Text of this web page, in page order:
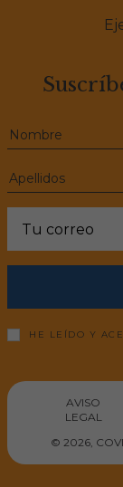
HE LEÍDO Y
AVISO
LEGAL
© 2026,